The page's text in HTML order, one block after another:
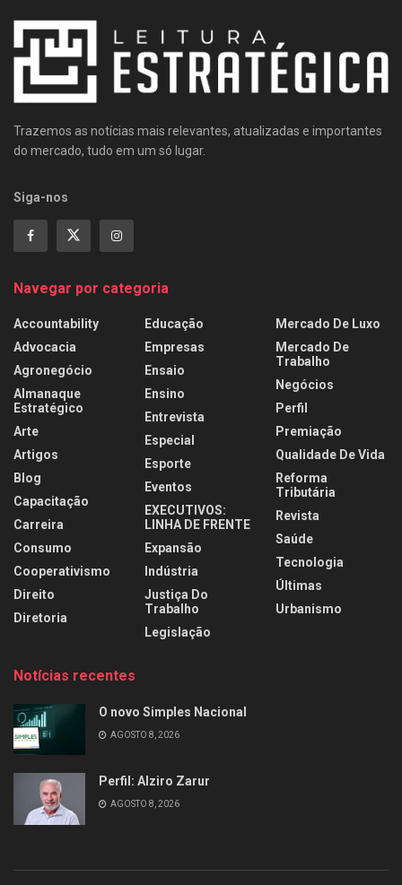
Trazemos as notícias mais relevantes, atualizadas e importantes
do mercado, tudo em um só lugar.
Siga-nos
Navegar por categoria
Accountability
Advocacia
Agronegócio
Almanaque
Estratégico
Arte
Artigos
Blog
Capacitação
Carreira
Consumo
Cooperativismo
Direito
Diretoria
Educação
Empresas
Ensaio
Ensino
Entrevista
Especial
Esporte
Eventos
EXECUTIVOS:
LINHA DE FRENTE
Expansão
Indústria
Justiça Do
Trabalho
Legislação
Mercado De Luxo
Mercado De
Trabalho
Negócios
Perfil
Premiação
Qualidade De Vida
Reforma
Tributária
Revista
Saúde
Tecnologia
Últimas
Urbanismo
Notícias recentes
O novo Simples Nacional
AGOSTO 8, 2026
Perfil: Alziro Zarur
AGOSTO 8, 2026